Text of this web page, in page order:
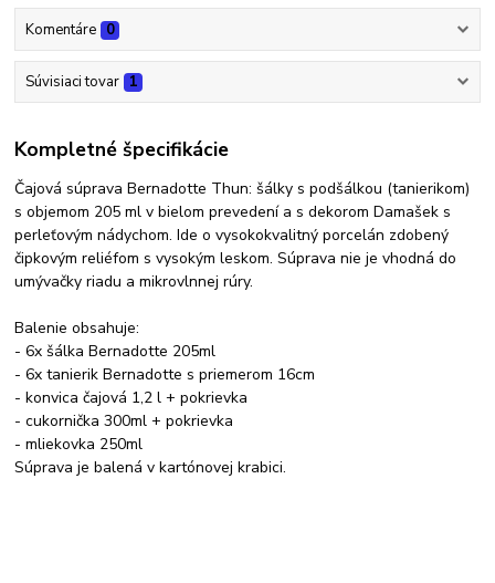
Komentáre 0
Súvisiaci tovar 1
Kompletné špecifikácie
Čajová súprava Bernadotte Thun: šálky s podšálkou (tanierikom)
s objemom 205 ml v bielom prevedení a s dekorom Damašek s
perleťovým nádychom. Ide o vysokokvalitný porcelán zdobený
čipkovým reliéfom s vysokým leskom. Súprava nie je vhodná do
umývačky riadu a mikrovlnnej rúry.
Balenie obsahuje:
- 6x šálka Bernadotte 205ml
- 6x tanierik Bernadotte s priemerom 16cm
- konvica čajová 1,2 l + pokrievka
- cukornička 300ml + pokrievka
- mliekovka 250ml
Súprava je balená v kartónovej krabici.